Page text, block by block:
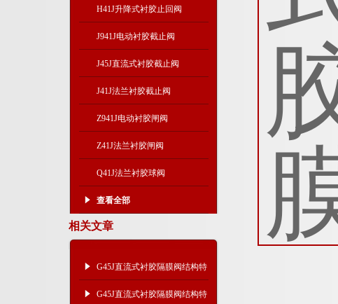
H41J升降式衬胶止回阀
J941J电动衬胶截止阀
J45J直流式衬胶截止阀
J41J法兰衬胶截止阀
Z941J电动衬胶闸阀
Z41J法兰衬胶闸阀
Q41J法兰衬胶球阀
查看全部
相关文章
G45J直流式衬胶隔膜阀结构特
点及连接尺寸
G45J直流式衬胶隔膜阀结构特